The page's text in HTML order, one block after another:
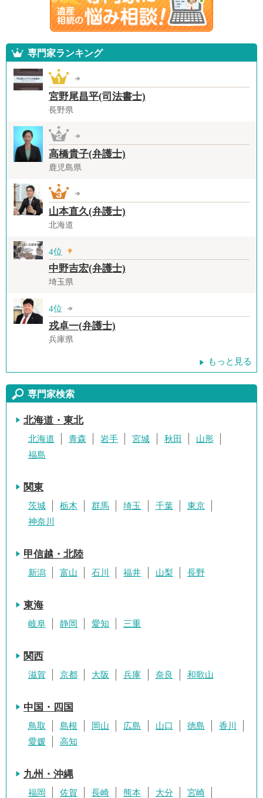
専門家ランキング
宮野尾昌平(司法書士)
長野県
高橋貴子(弁護士)
鹿児島県
山本直久(弁護士)
北海道
4位
中野吉宏(弁護士)
埼玉県
4位
戎卓一(弁護士)
兵庫県
もっと見る
専門家検索
北海道・東北
北海道 青森 岩手 宮城 秋田
山形
福島
関東
茨城 栃木 群馬 埼玉 千葉
東京
神奈川
甲信越・北陸
新潟 富山 石川 福井 山梨 長野
東海
岐阜 静岡 愛知 三重
関西
滋賀 京都 大阪 兵庫 奈良 和歌山
中国・四国
鳥取 島根 岡山 広島 山口 徳島
香川
愛媛
高知
九州・沖縄
福岡 佐賀 長崎 熊本 大分
宮崎